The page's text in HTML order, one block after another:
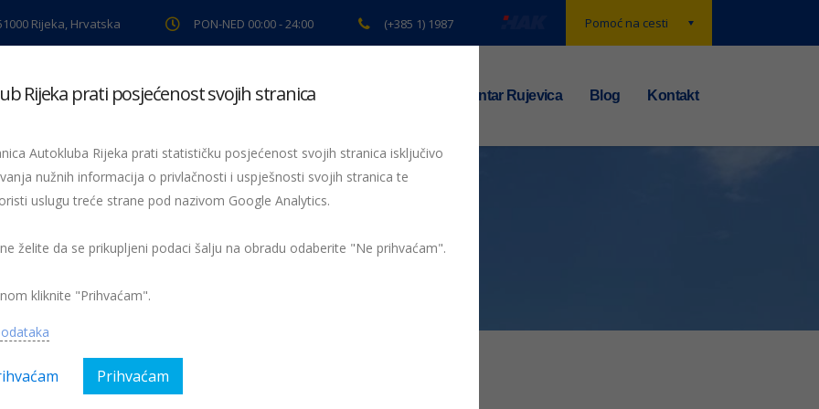
Pomoć na cesti
Rijeka, Hrvatska PON-NED 00:00 - 24:00 (+385 1) 1987
pregled Pomoć na cesti Servis Preventiva TS centar Rujevica Blog Kontakt
IMG-20240904-WA0000
Rijeka prati posjećenost svojih stranica
Autokluba Rijeka prati statističku posjećenost svojih stranica isključivo
nužnih informacija o privlačnosti i uspješnosti svojih stranica te
uslugu treće strane pod nazivom Google Analytics.
želite da se prikupljeni podaci šalju na obradu odaberite "Ne prihvaćam".
kliknite "Prihvaćam".
Prihvaćam